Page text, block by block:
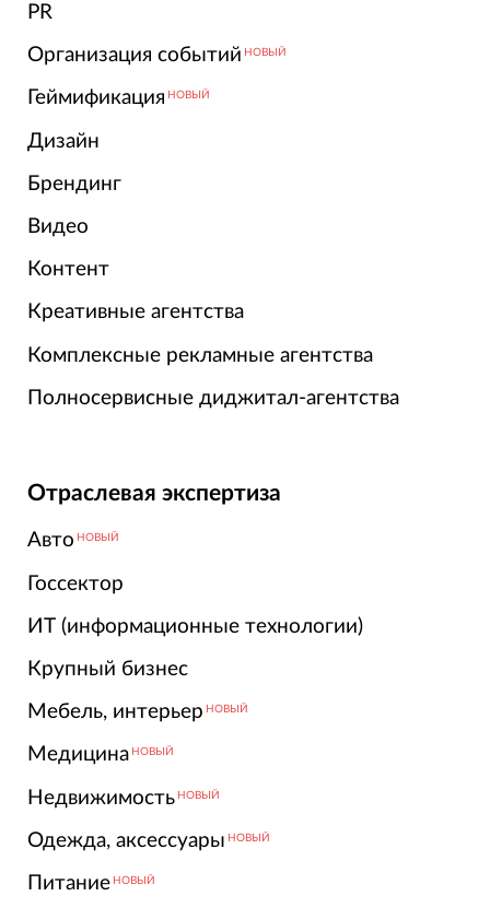
PR
Организация событий НОВЫЙ
Геймификация НОВЫЙ
Дизайн
Брендинг
Видео
Контент
Креативные агентства
Комплексные рекламные агентства
Полносервисные диджитал-агентства
Отраслевая экспертиза
Авто НОВЫЙ
Госсектор
ИТ (информационные технологии)
Крупный бизнес
Мебель, интерьер НОВЫЙ
Медицина НОВЫЙ
Недвижимость НОВЫЙ
Одежда, аксессуары НОВЫЙ
Питание НОВЫЙ